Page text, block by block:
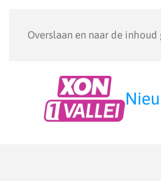
Overslaan en naar de inhoud